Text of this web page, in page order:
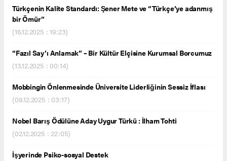
Türkçenin Kalite Standardı: Şener Mete ve “Türkçe’ye adanmış
bir Ömür”
(16.12.2025 : 19:23)
“Fazıl Say’ı Anlamak” – Bir Kültür Elçisine Kurumsal Borcumuz
(13.12.2025 : 00:14)
Mobbingin Önlenmesinde Üniversite Liderliğinin Sessiz İflası
(09.12.2025 : 03:17)
Nobel Barış Ödülüne Aday Uygur Türkü : İlham Tohti
(02.12.2025 : 22:05)
İşyerinde Psiko-sosyal Destek